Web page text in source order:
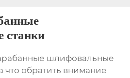
станки
шлифовальные
что обратить внимание